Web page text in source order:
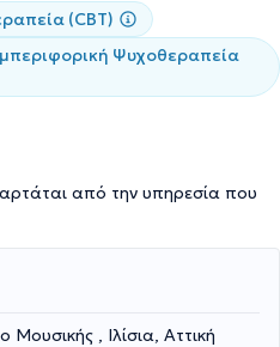
(CBT)
Ψυχοθεραπεία
από την υπηρεσία που
, Ιλίσια, Αττική